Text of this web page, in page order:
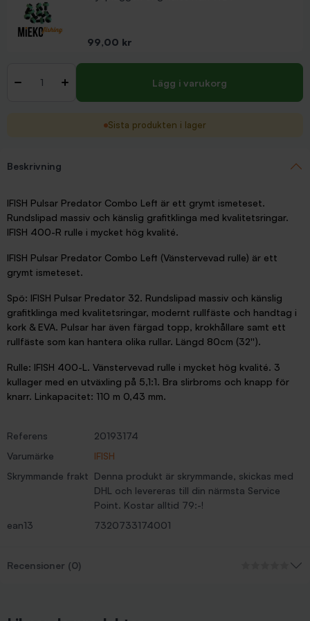
Pris
99,00 kr
- + Lägg i varukorg
Sista produkten i lager
Beskrivning
IFISH Pulsar Predator Combo Left är ett grymt ismeteset.
Rundslipad massiv och känslig grafitklinga med kvalitetsringar.
IFISH 400-R rulle i mycket hög kvalité.
IFISH Pulsar Predator Combo Left (Vänstervevad rulle) är ett
grymt ismeteset.
Spö: IFISH Pulsar Predator 32. Rundslipad massiv och känslig
grafitklinga med kvalitetsringar, modernt rullfäste och handtag i
kork & EVA. Pulsar har även färgad topp, krokhållare samt ett
rullfäste som kan hantera olika rullar. Längd 80cm (32'').
Rulle: IFISH 400-L. Vänstervevad rulle i mycket hög kvalité. 3
kullager med en utväxling på 5,1:1. Bra slirbroms och knapp för
knarr. Linkapacitet: 110 m 0,43 mm.
Referens
20193174
Varumärke
IFISH
Skrymmande frakt Denna produkt är skrymmande, skickas med
DHL och levereras till din närmsta Service
Point. Kostar alltid 79:-!
ean13
7320733174001
Recensioner (0)